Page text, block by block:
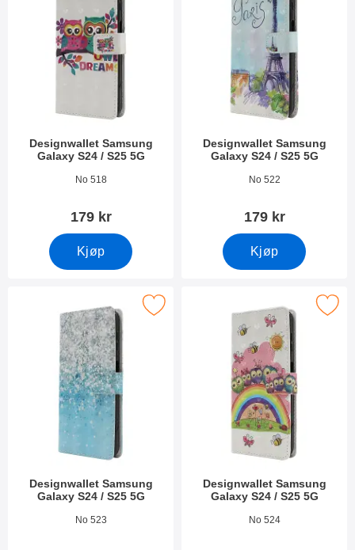
Designwallet Samsung
Galaxy S24 / S25 5G
Varenummer 50256
No 518
179 kr
Kjøp
Designwallet Samsung
Galaxy S24 / S25 5G
Varenummer 50253
No 522
179 kr
Kjøp
Designwallet Samsung
Galaxy S24 / S25 5G
Varenummer 50252
No 523
designwallet Samsung Galaxy S24 / S25 5G som favoritt
Designwallet Samsung
Galaxy S24 / S25 5G
Varenummer 50251
No 524
Merk designwallet Samsung